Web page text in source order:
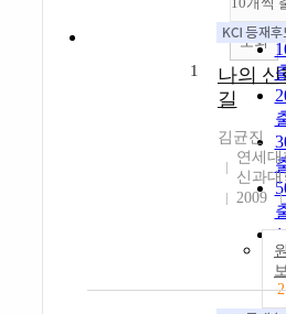
조회
1
나의 신
길
김균진
연세
신과대
2009
2